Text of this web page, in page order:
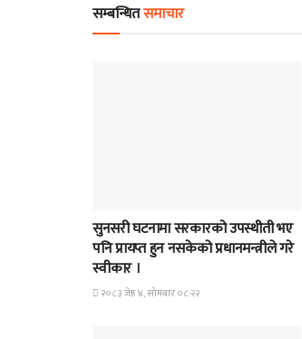
सम्बन्धितसमाचार
सुनसरी घटनामा सरकारको उपस्थीती भए
पनि प्रायप्त हुन नसकेको प्रधानमन्त्रीले गरे
स्वीकार ।
२०८३ जेष्ठ ४, सोमबार ०८:२२